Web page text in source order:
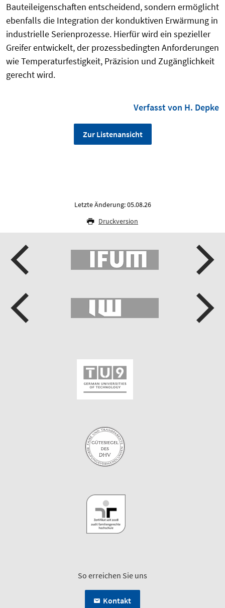
Bauteileigenschaften entscheidend, sondern ermöglicht
ebenfalls die Integration der konduktiven Erwärmung in
industrielle Serienprozesse. Hierfür wird ein spezieller
Greifer entwickelt, der prozessbedingten Anforderungen
wie Temperaturfestigkeit, Präzision und Zugänglichkeit
gerecht wird.
Verfasst von H. Depke
Zur Listenansicht
Letzte Änderung: 05.08.26
Druckversion
So erreichen Sie uns
Kontakt